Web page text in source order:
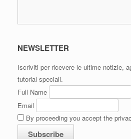
NEWSLETTER
Iscriviti per ricevere le ultime notizie,
tutorial speciali.
Full Name
Email
By proceeding you accept the